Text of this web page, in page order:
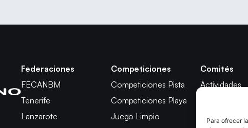
Para ofrecer
Federaciones
FECANBM
Tenerife
Lanzarote
Competiciones
Competiciones Pista
Competiciones Playa
Juego Limpio
Comités
Actividades
Árbitros